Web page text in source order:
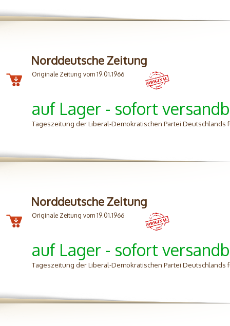
Norddeutsche Zeitung
Originale Zeitung vom 19.01.1966
auf Lager - sofort
Tageszeitung der Liberal-Demokratischen Partei Deutschlands
Norddeutsche Zeitung
Originale Zeitung vom 19.01.1966
auf Lager - sofort
Tageszeitung der Liberal-Demokratischen Partei